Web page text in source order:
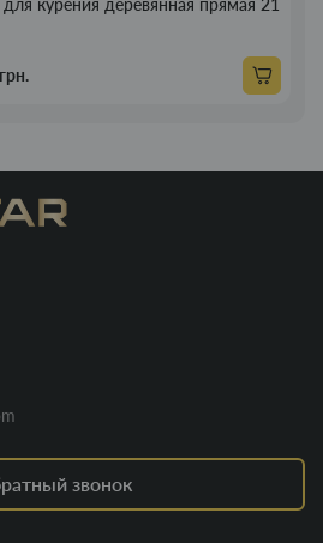
для курения деревянная прямая 21
звонок